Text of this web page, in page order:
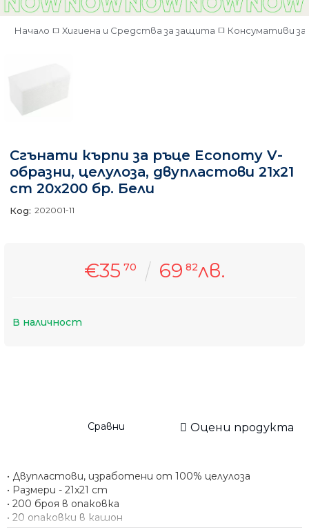
Начало Хигиена и Средства за защита Консумативи за
Сгънати кърпи за ръце Economy V-
образни, целулоза, двупластови 21x21
cm 20х200 бр. Бели
Код: 202001-11
€35 70 69 82лв.
В наличност
Сравни Оцени продукта
• Двупластови, изработени от 100% целулоза
• Размери - 21x21 cm
• 200 броя в опаковка
• 20 опаковки в кашон